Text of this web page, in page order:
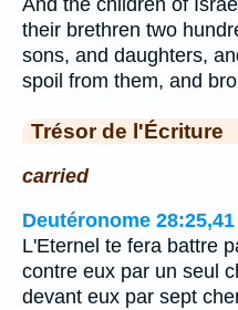
And the children of
their brethren two
sons, and daughters,
spoil from them, and
Trésor de l'Écriture
carried
Deutéronome 28:25,41
L'Eternel te fera battre
contre eux par un seul
devant eux par sept